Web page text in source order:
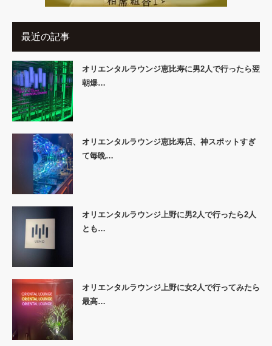
最近の記事
オリエンタルラウンジ恵比寿に男2人で行ったら翌
朝爆…
オリエンタルラウンジ恵比寿店、神スポットすぎ
て毎晩…
オリエンタルラウンジ上野に男2人で行ったら2人
とも…
オリエンタルラウンジ上野に女2人で行ってみたら
最高…